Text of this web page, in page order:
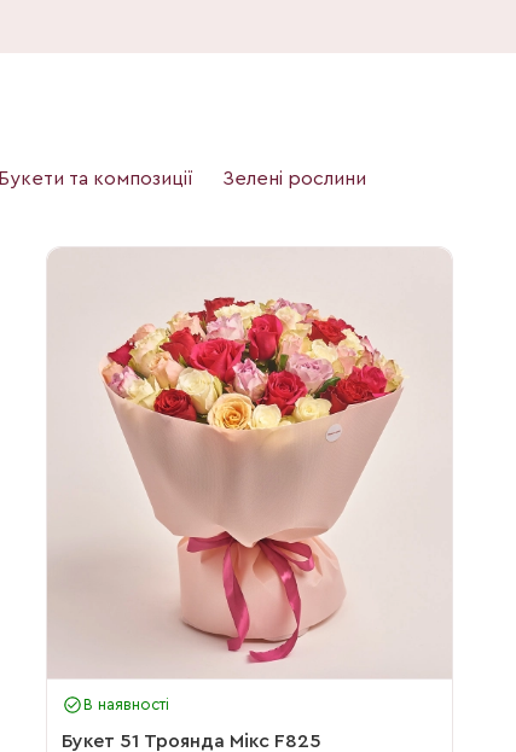
Букети та композиції Зелені рослини
В наявності
Букет 51 Троянда Мікс F825